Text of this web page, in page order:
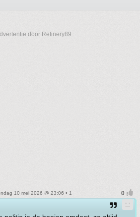
door Refinery89
10 mei 2026 @ 23:06 • 1